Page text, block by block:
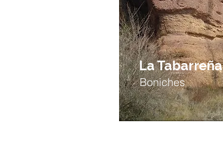
La Tabarreña
Boniches